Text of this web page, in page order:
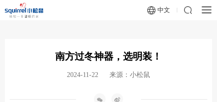
中文
南方过冬神器，选明装！
2024-11-22 来源：小松鼠